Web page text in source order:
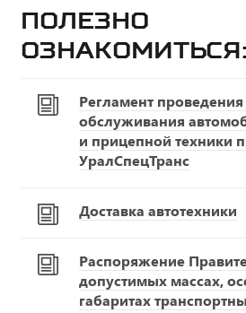
Полезно
ознакомиться:
Регламент
обслуживания
и прицепной техники
УралСпецТранс
Доставка автотехники
Распоряжение
допустимых массах,
габаритах